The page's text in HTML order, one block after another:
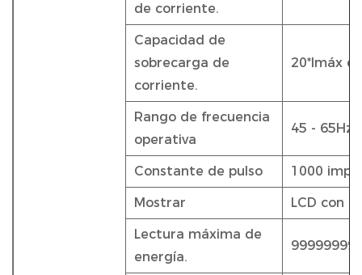
de corriente.
Capacidad de
sobrecarga de
corriente.
20*Imáx
Rango de frecuencia
operativa
45 - 65Hz
Constante de pulso 1000 imp/
Mostrar LCD con
Lectura máxima de
energía.
99999999